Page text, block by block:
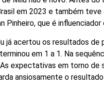
em 2023 e também
Pinheiro, que é
já acertou os resultados
em 1 a 1. Na
expectativas em torno de
ansiosamente o